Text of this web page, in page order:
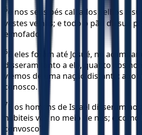
5e nos seus pés calçados velhos e
vestes velhas; e todo o pão da sua
e mofado.
6
E eles foram até Josué, no
disseram tanto a ele, quanto aos
viemos de uma nação distante;
conosco.
7
E os homens de Israel disseram
habiteis vós no meio de nós; e
convosco?